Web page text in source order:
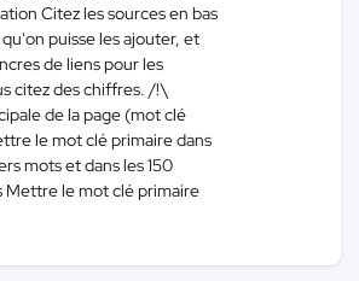
Citez les sources en bas
puisse les ajouter, et
de liens pour les
citez des chiffres. /!\
de la page (mot clé
le mot clé primaire dans
mots et dans les 150
Mettre le mot clé primaire